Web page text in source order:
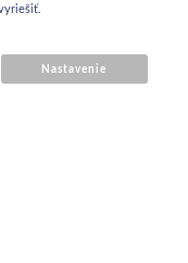
Nastavenie